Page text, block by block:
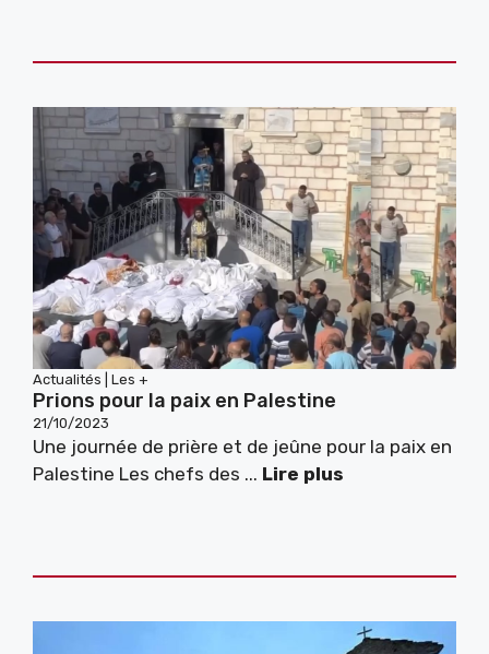
Actualités Les +
Prions pour la paix en Palestine
21/10/2023
Une journée de prière et de jeûne pour la paix en
Palestine Les chefs des ... Lire plus